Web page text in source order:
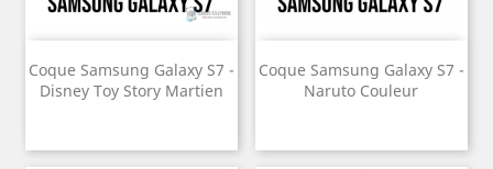
Coque Samsung Galaxy S7 -
Disney Toy Story Martien
Coque Samsung Galaxy S7 -
Naruto Couleur